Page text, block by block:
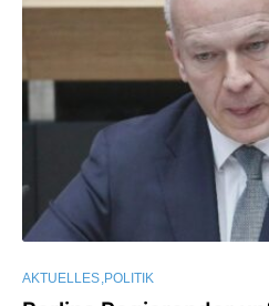
AKTUELLES POLITIK